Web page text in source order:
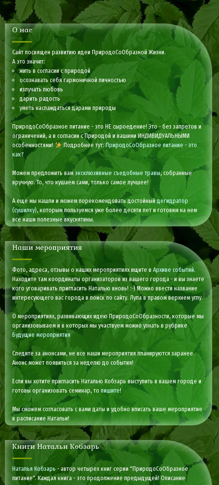
О нас
Сайт посвящен развитию идеи ПриродоСоОбразной Жизни.
А это значит:
жить в согласии с природой
осознавать себя гармоничной личностью
излучать любовь
дарить радость
уметь наслаждаться дарами природы
ПриродоСоОбразное питание - это НЕ сыроедение! Это - без запретов и
ограничений, а в согласии с Природой и вашими ИНДИВИДУАЛЬНЫМИ
особенностями!
Подробнее тут: ПриродоСоОбразное питание - это
как?
Можем предложить вам эксклюзивные съедобные травы, собранные
вручную. То, что кушаем сами, только самое лучшее!
А еще мы нашли и можем порекомендовать достойныйдегидратор
(сушилку), которым пользуемся уже более десяти лет и готовим на нем
все наши полезные вкуснятины.
Наши мероприятия
Фото, адреса, отзывы о наших мероприятиях ищите вАрхиве событий.
Находите там координаты организаторов из вашего города - и вы знаете
кого уговаривать пригласить Наталью вновь! :-) Можно ввести название
интересующего вас города в поиск по сайту. Лупа в правом верхнем углу.
О мероприятиях, развивающих идею ПриродоСоОбразности, которые мы
организовываем и в которых мы участвуем можно узнать в рубрике
Будущие мероприятия
Следите за анонсами, не все наши мероприятия планируются заранее.
Анонс может появиться за неделю до события!
Если вы хотите пригласить Наталью Кобзарь выступить в вашем городе и
готовы организовать семинар, топишите!
Мы сможем согласовать с вами даты и удобно вписать ваше мероприятие
в расписание Натальи!
Книги Натальи Кобзарь
Наталья Кобзарь - автор четырех книг серии "ПриродоСоОбразное
питание". Каждая книга - это продолжение предыдущей! Описание